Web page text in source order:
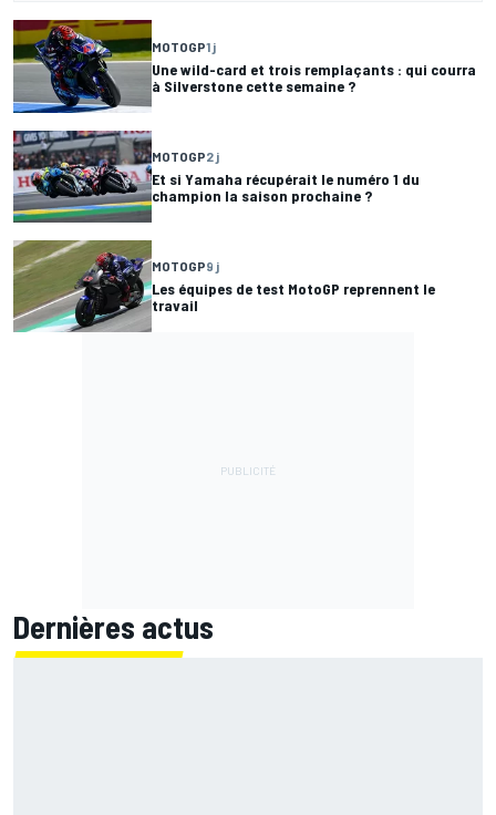
MOTOGP1 j
Une wild-card et trois remplaçants : qui courra
à Silverstone cette semaine ?
MOTOGP2 j
Et si Yamaha récupérait le numéro 1 du
champion la saison prochaine ?
MOTOGP9 j
Les équipes de test MotoGP reprennent le
travail
Dernières actus